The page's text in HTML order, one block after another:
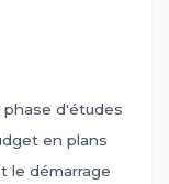
d'études
en plans
le démarrage